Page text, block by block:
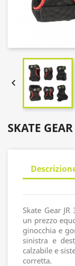

SKATE
Skate Gear
un prezzo
ginocchia e
sinistra e
calzabile e
corretta.